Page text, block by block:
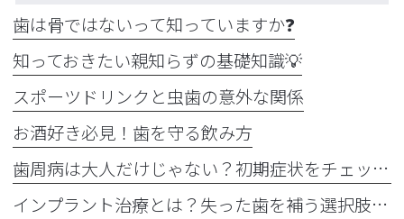
歯は骨ではないって知っていますか❓
知っておきたい親知らずの基礎知識💡
スポーツドリンクと虫歯の意外な関係
お酒好き必見！歯を守る飲み方
歯周病は大人だけじゃない？初期症状をチェック
インプラント治療とは？失った歯を補う選択肢を正しく知りましょう！！